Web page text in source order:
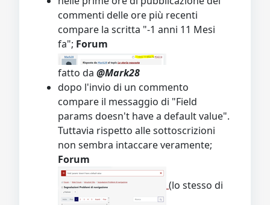
commenti delle ore più recenti
compare la scritta "-1 anni 11 Mesi
fa"; Forum
fatto da @Mark28
dopo l'invio di un commento
compare il messaggio di "Field
params doesn't have a default value".
Tuttavia rispetto alle sottoscrizioni
non sembra intaccare veramente;
Forum
(lo stesso di